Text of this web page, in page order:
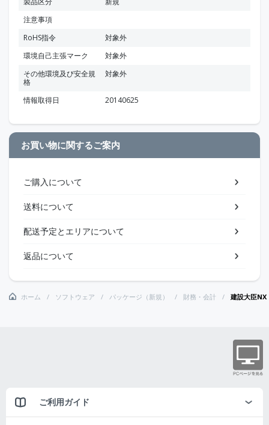
注意事項
RoHS指令
対象外
環境自己主張マーク
対象外
その他環境及び安全規
格
対象外
情報取得日 20140625
お買い物に関するご案内
ご購入について
送料について
配送予定とエリアについて
返品について
ホーム ソフトウェア パッケージ（新規） 財務・会計 建設大臣
ご利用ガイド